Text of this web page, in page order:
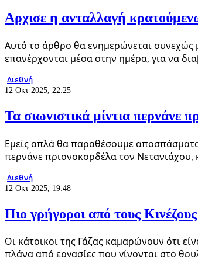
Αρχισε η ανταλλαγή
Αυτό το άρθρο θα ενημερώνεται συνεχώς
επανέρχονται μέσα στην ημέρα, για να
Διεθνή
12 Οκτ 2025, 22:25
Τα σιωνιστικά μίντια περνάνε
Εμείς απλά θα παραθέσουμε
περνάνε πριονοκορδέλα τον
Διεθνή
12 Οκτ 2025, 19:48
Πιο γρήγοροι από τους
Οι κάτοικοι της Γάζας καμαρώνουν ότι
πλάνα από εργασίες που γίνονται στο